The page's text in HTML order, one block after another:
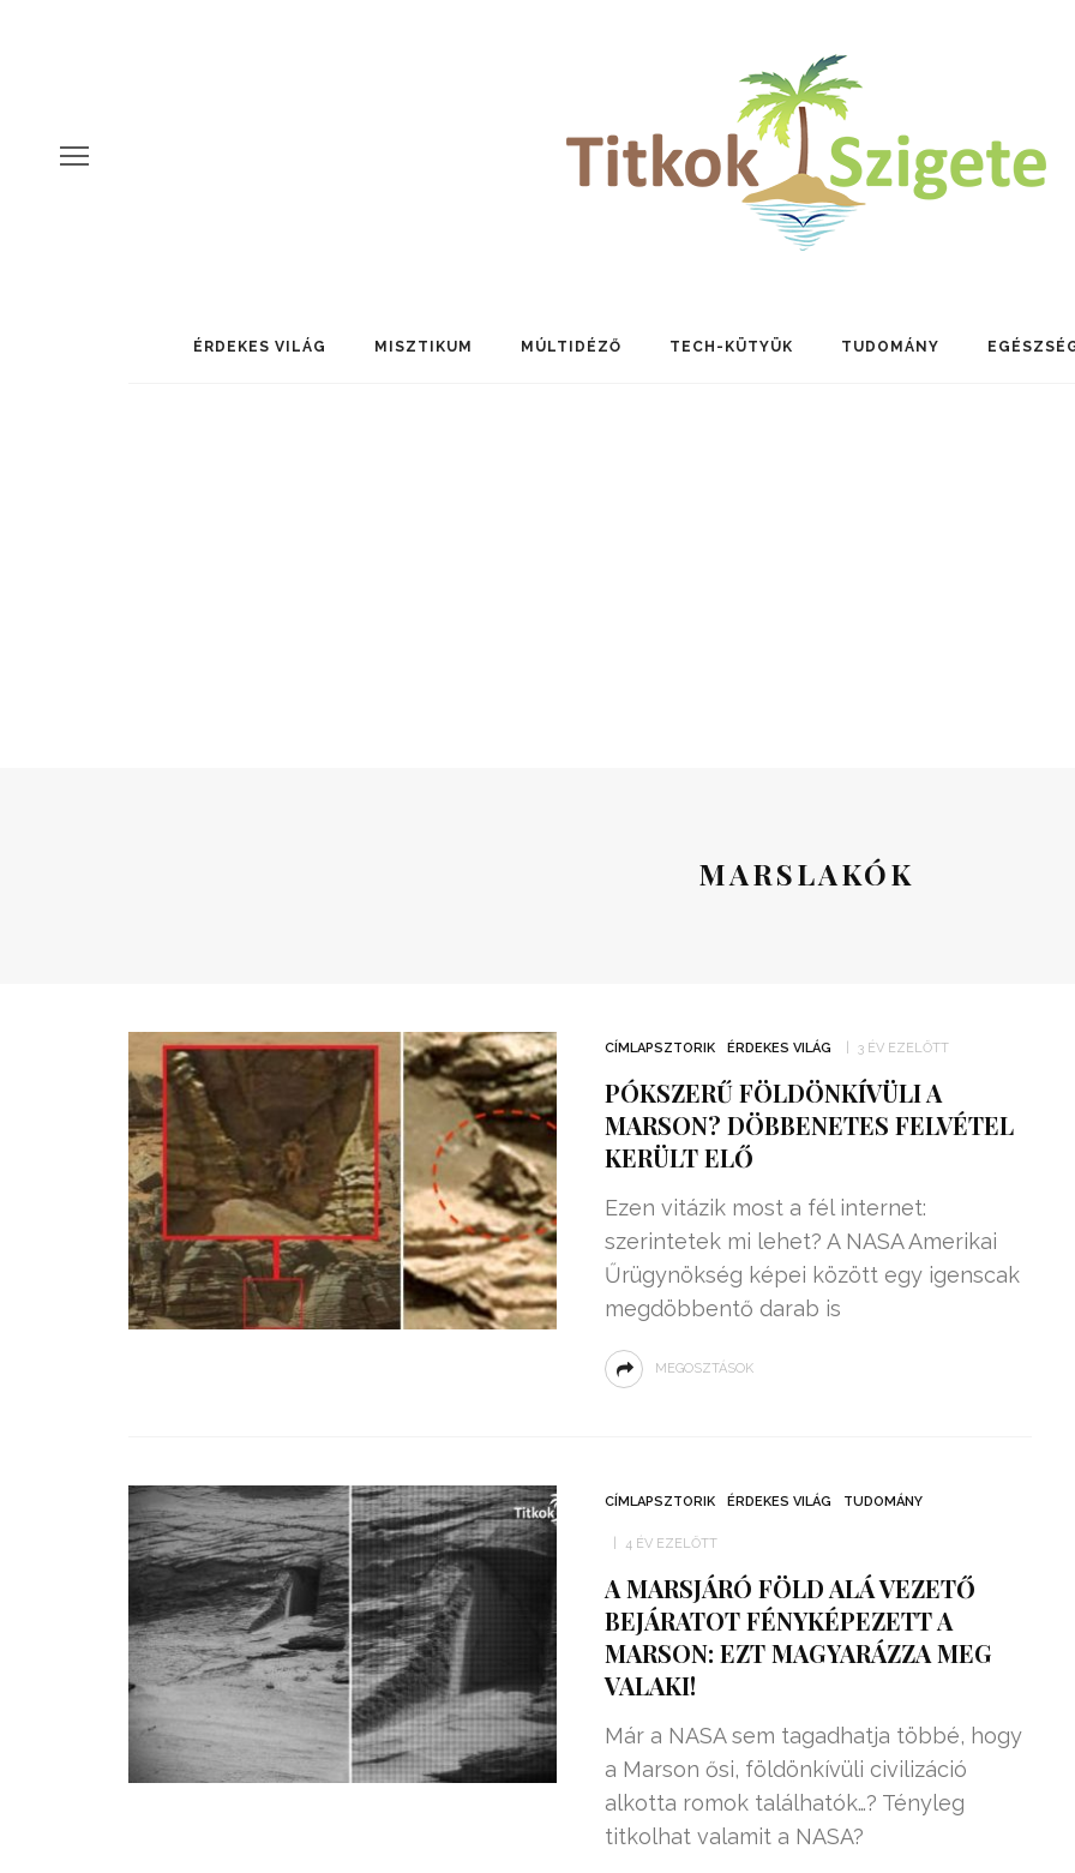
ÉRDEKES VILÁG MISZTIKUM MÚLTIDÉZŐ TECH-KÜTYÜK TUDOMÁNY
MARSLAKÓK
CÍMLAPSZTORIK ÉRDEKES VILÁG 3 ÉV EZELŐTT
PÓKSZERŰ FÖLDÖNKÍVÜLI A
MARSON? DÖBBENETES FELVÉTEL
KERÜLT ELŐ
Ezen vitázik most a fél internet:
szerintetek mi lehet? A NASA Amerikai
Űrügynökség képei között egy igenscak
megdöbbentő darab is
MEGOSZTÁSOK
CÍMLAPSZTORIK ÉRDEKES VILÁG TUDOMÁNY
4 ÉV EZELŐTT
A MARSJÁRÓ FÖLD ALÁ VEZETŐ
BEJÁRATOT FÉNYKÉPEZETT A
MARSON: EZT MAGYARÁZZA MEG
VALAKI!
Már a NASA sem tagadhatja többé, hogy
a Marson ősi, földönkívüli civilizáció
alkotta romok találhatók…? Tényleg
titkolhat valamit a NASA?
99,13%-OS HATÉKONYSÁGGAL
NULLÁZZA AZ ÁRAMSZÁMLÁT
EZ A MOTOR!
HÁROM DIÁK: VÉGTELEN
FEKVŐRENDŐRÖK!